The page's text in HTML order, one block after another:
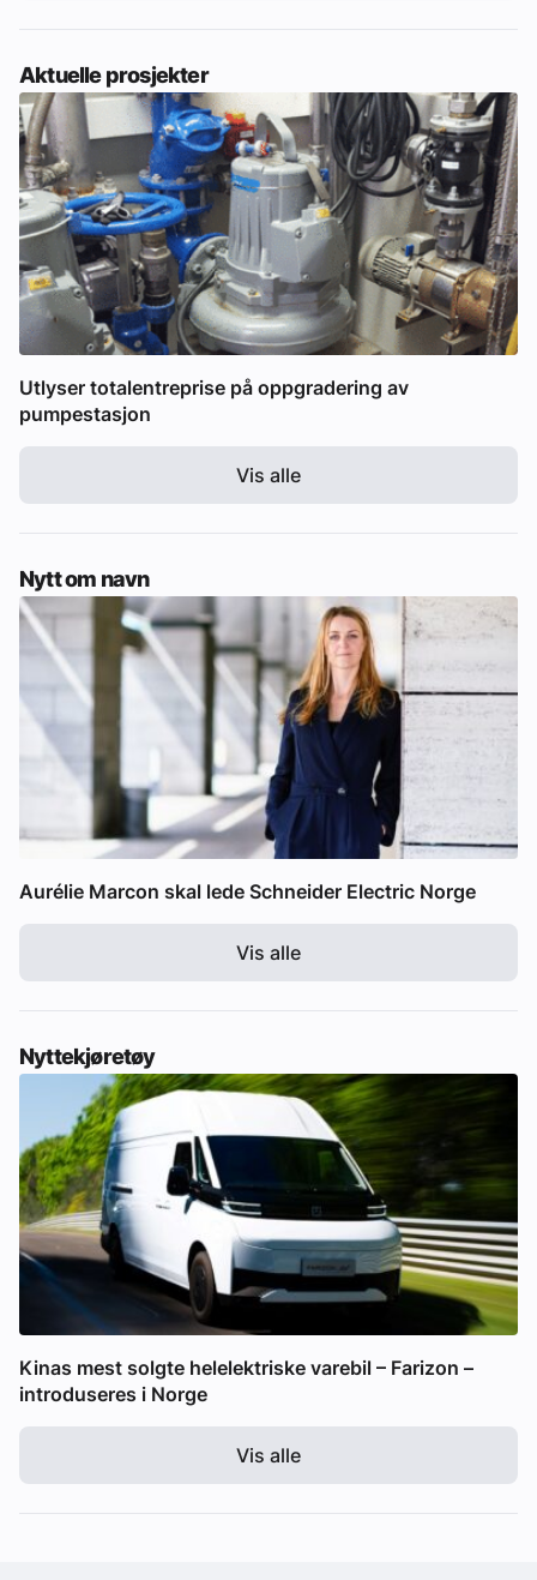
Aktuelle prosjekter
Utlyser totalentreprise på oppgradering av
pumpestasjon
Vis alle
Nytt om navn
Aurélie Marcon skal lede Schneider Electric Norge
Vis alle
Nyttekjøretøy
Kinas mest solgte helelektriske varebil – Farizon –
introduseres i Norge
Vis alle